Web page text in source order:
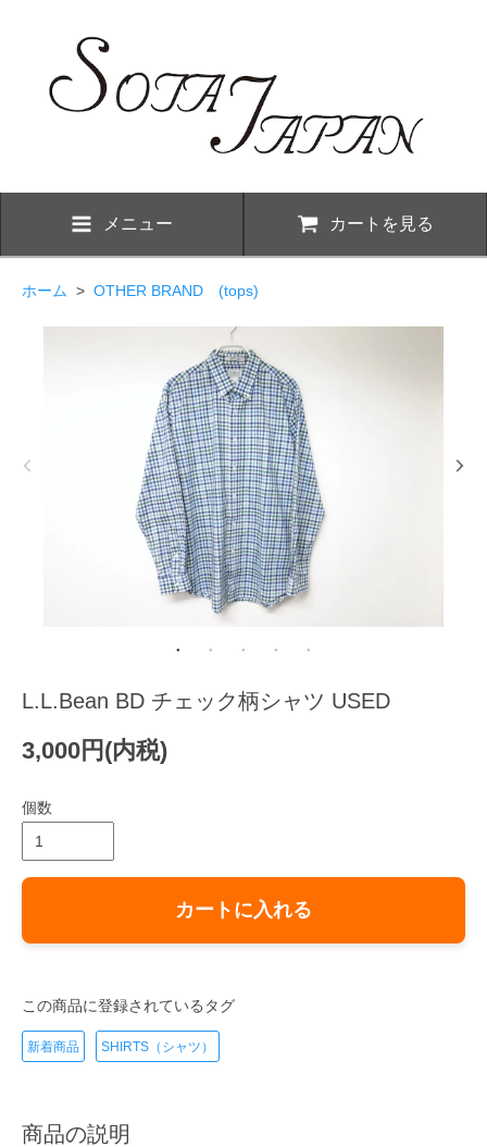
メニュー カートを見る
ホーム > OTHER BRAND (tops)
L.L.Bean BD チェック柄シャツ USED
3,000円(内税)
個数
カートに入れる
この商品に登録されているタグ
新着商品 SHIRTS（シャツ）
商品の説明